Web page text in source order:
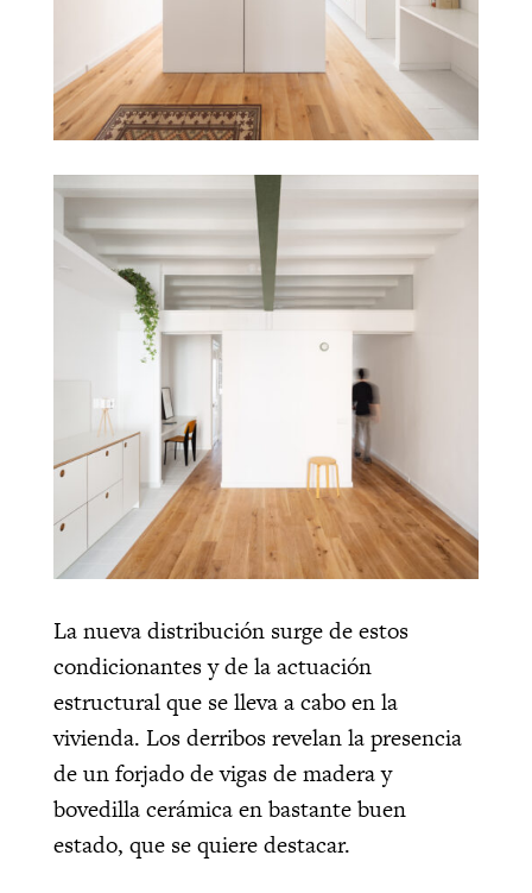
La nueva distribución surge de estos
condicionantes y de la actuación
estructural que se lleva a cabo en la
vivienda. Los derribos revelan la presencia
de un forjado de vigas de madera y
bovedilla cerámica en bastante buen
estado, que se quiere destacar.